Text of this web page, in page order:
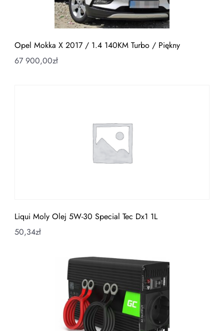
Opel Mokka X 2017 / 1.4 140KM Turbo / Piękny
67 900,00zł
Liqui Moly Olej 5W-30 Special Tec Dx1 1L
50,34zł